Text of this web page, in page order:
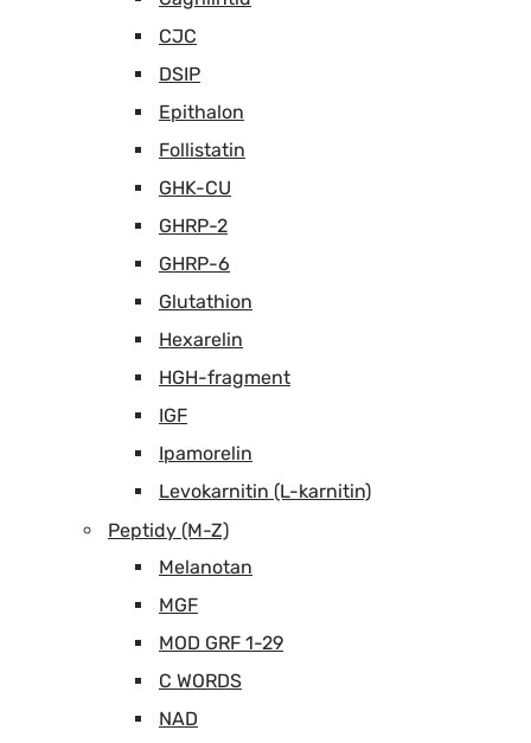
CJC
DSIP
Epithalon
Follistatin
GHK-CU
GHRP-2
GHRP-6
Glutathion
Hexarelin
HGH-fragment
IGF
Ipamorelin
Levokarnitin (L-karnitin)
Peptidy (M-Z)
Melanotan
MGF
MOD GRF 1-29
C WORDS
NAD